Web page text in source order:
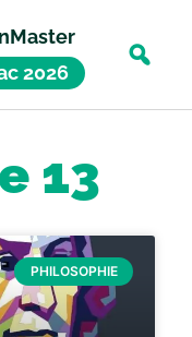
2026
13
PHILOSOPHIE